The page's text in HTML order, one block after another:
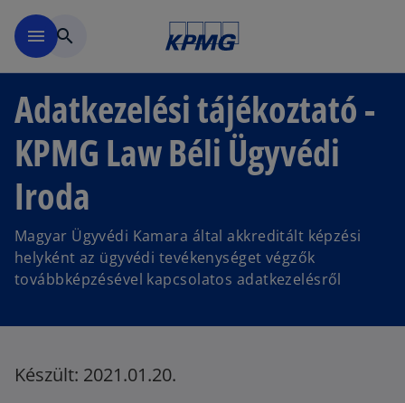
menu search
Adatkezelési tájékoztató -
KPMG Law Béli Ügyvédi
Iroda
Magyar Ügyvédi Kamara által akkreditált képzési
helyként az ügyvédi tevékenységet végzők
továbbképzésével kapcsolatos adatkezelésről
Készült: 2021.01.20.